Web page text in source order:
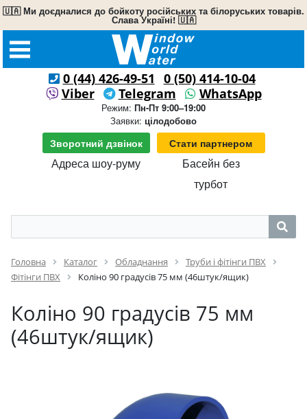
🇺🇦 Ми доєдналися до бойкоту російських та білоруських товарів.
Слава Україні! 🇺🇦
0 (44) 426-49-51
0 (50) 414-10-04
Viber
Telegram WhatsApp
Режим: Пн-Пт 9:00–19:00
Заявки: цілодобово
Зворотний дзвінок Стати партнером
Адреса шоу-руму
Басейн без
турбот
Головна Каталог Обладнання
Труби і фітінги ПВХ
Фітінги ПВХ
Коліно 90 градусів 75 мм (46штук/ящик)
Коліно 90 градусів 75 мм
(46штук/ящик)